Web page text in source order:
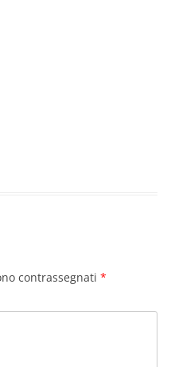
contrassegnati *